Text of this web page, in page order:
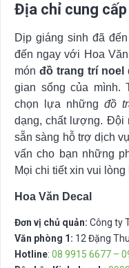
Địa chỉ cung
Dịp giáng sinh đã
đến ngay với Hoa
món đồ trang trí noel
gian sống của mình.
chọn lựa những đồ
dạng, chất lượng. Đội
sẵn sàng hỗ trợ dịch
vấn cho bạn những
Mọi chi tiết xin vui lòng
Hoa Văn Decal
Đơn vị chủ quản: Công ty
Văn phòng 1: 12 Đặng
Hotline: 08 9915 6677 –